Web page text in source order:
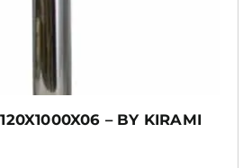
– BY KIRAMI